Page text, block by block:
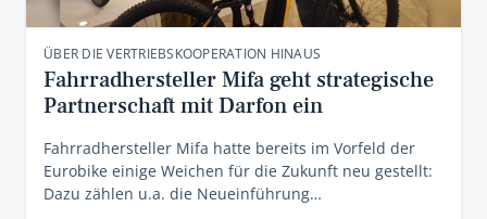
ÜBER DIE VERTRIEBSKOOPERATION HINAUS
Fahrradhersteller Mifa geht strategische
Partnerschaft mit Darfon ein
Fahrradhersteller Mifa hatte bereits im Vorfeld der
Eurobike einige Weichen für die Zukunft neu gestellt:
Dazu zählen u.a. die Neueinführung…